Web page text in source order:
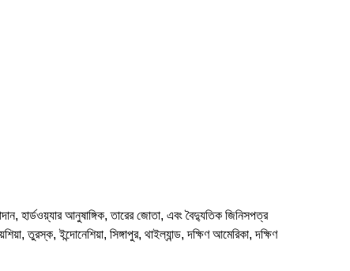
হার্ডওয়্যার আনুষাঙ্গিক, তারের জোতা, এবং বৈদ্যুতিক জিনিসপত্র
তুরস্ক, ইন্দোনেশিয়া, সিঙ্গাপুর, থাইল্যান্ড, দক্ষিণ আমেরিকা, দক্ষিণ